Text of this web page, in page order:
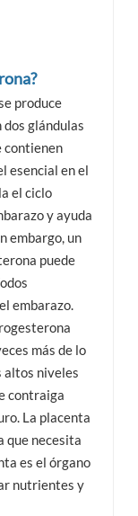
produce
glándulas
contienen
esencial en el
el ciclo
y ayuda
embargo, un
puede
embarazo.
más de lo
altos niveles
contraiga
La placenta
que necesita
es el órgano
nutrientes y